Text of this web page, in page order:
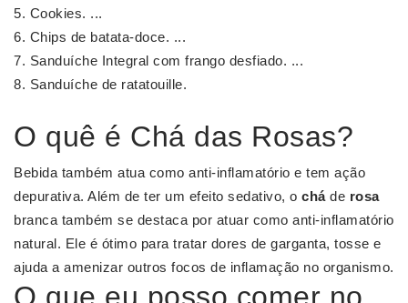
Cookies. ...
Chips de batata-doce. ...
Sanduíche Integral com frango desfiado. ...
Sanduíche de ratatouille.
O quê é Chá das Rosas?
Bebida também atua como anti-inflamatório e tem ação
depurativa. Além de ter um efeito sedativo, o cháde rosa
branca também se destaca por atuar como anti-inflamatório
natural. Ele é ótimo para tratar dores de garganta, tosse e
ajuda a amenizar outros focos de inflamação no organismo.